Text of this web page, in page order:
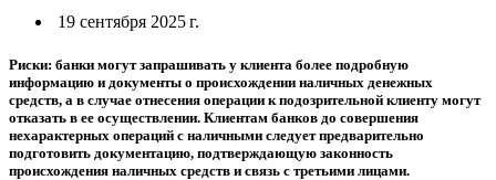
19 сентября 2025 г.
Риски: банки могут запрашивать у клиента более подробную
информацию и документы о происхождении наличных денежных
средств, а в случае отнесения операции к подозрительной клиенту могут
отказать в ее осуществлении. Клиентам банков до совершения
нехарактерных операций с наличными следует предварительно
подготовить документацию, подтверждающую законность
происхождения наличных средств и связь с третьими лицами.